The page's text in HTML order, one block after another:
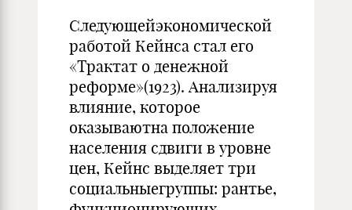
Следующейэкономической
работой Кейнса стал его
«Трактат о денежной
реформе»(1923). Анализируя
влияние, которое
оказываютна положение
населения сдвиги в уровне
цен, Кейнс выделяет три
со­циальныегруппы: рантье,